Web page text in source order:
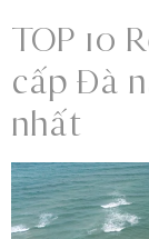
TOP 10
cấp Đà
nhất